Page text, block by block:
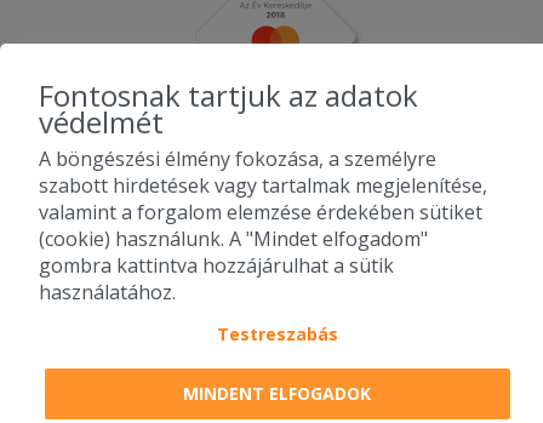
2010-2026 Copyright - Falatozz.hu - Diston-line Kft.
Pizza, gyros, hamburger, menük kedvező áron, egy helyen az összes
Fontosnak tartjuk az adatok
védelmét
A böngészési élmény fokozása, a személyre
szabott hirdetések vagy tartalmak megjelenítése,
valamint a forgalom elemzése érdekében sütiket
(cookie) használunk. A "Mindet elfogadom"
gombra kattintva hozzájárulhat a sütik
használatához.
Testreszabás
MINDENT ELFOGADOK